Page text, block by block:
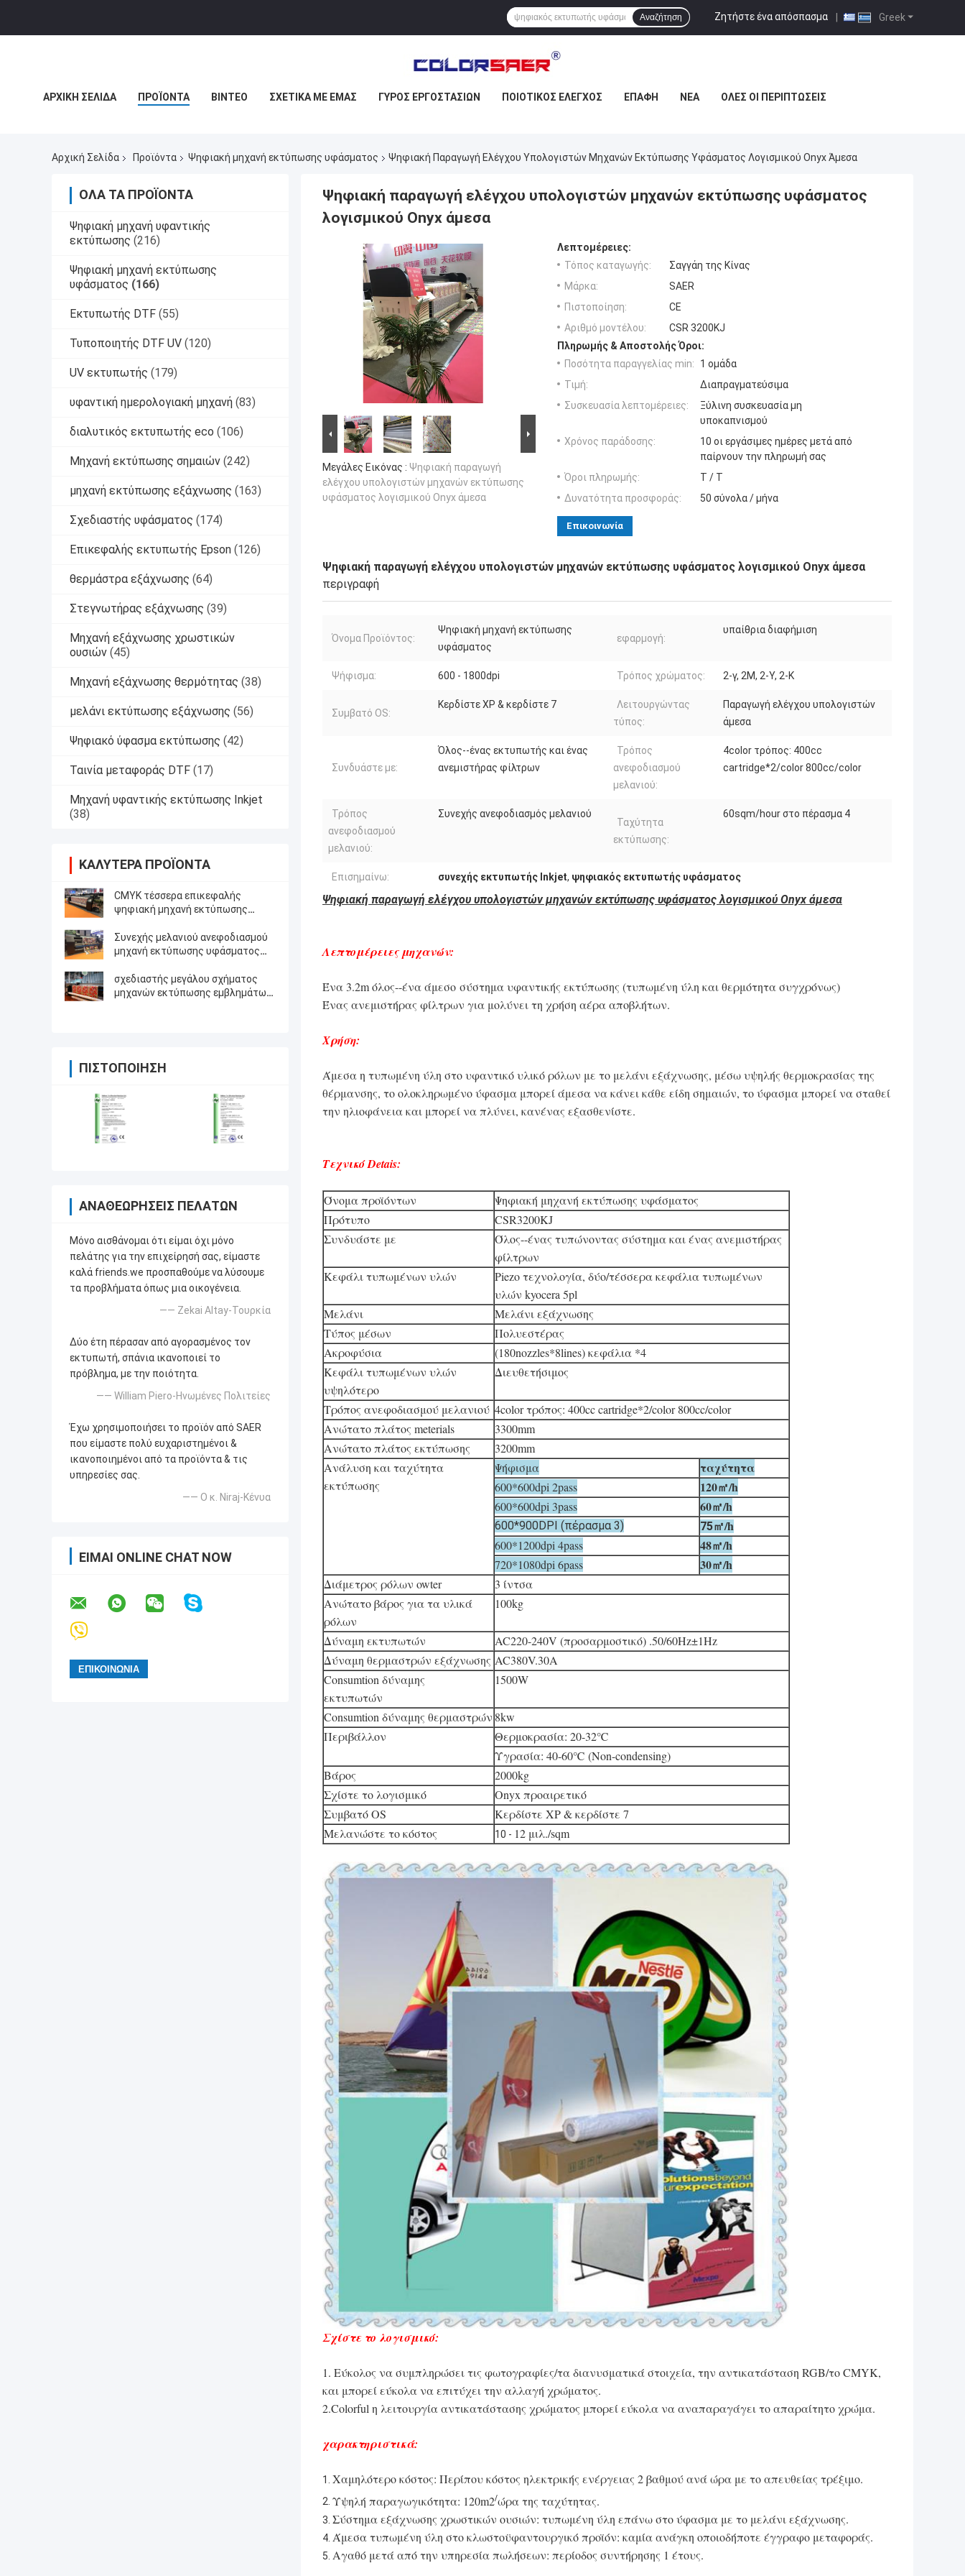
Greek
Ζητήστε ένα απόσπασμα |
Αναζήτηση
ΑΡΧΙΚΉ ΣΕΛΊΔΑ ΠΡΟΪΌΝΤΑ ΒΊΝΤΕΟ ΣΧΕΤΙΚΆ ΜΕ ΕΜΆΣ ΓΎΡΟΣ ΕΡΓΟΣΤΑΣΊΩΝ ΠΟΙΟΤΙΚΌΣ ΈΛΕΓΧΟΣ ΕΠΑΦΉ ΝΈΑ ΌΛΕΣ ΟΙ ΠΕΡΙΠΤΏΣΕΙΣ
Αρχική Σελίδα Προϊόντα Ψηφιακή μηχανή εκτύπωσης υφάσματος Ψηφιακή Παραγωγή Ελέγχου Υπολογιστών Μηχανών Εκτύπωσης Υφάσματος Λογισμικού Onyx Άμεσα
ΌΛΑ ΤΑ ΠΡΟΪΌΝΤΑ
Ψηφιακή μηχανή υφαντικής
εκτύπωσης (216)
Ψηφιακή μηχανή εκτύπωσης
υφάσματος (166)
Εκτυπωτής DTF (55)
Τυποποιητής DTF UV (120)
UV εκτυπωτής (179)
υφαντική ημερολογιακή μηχανή (83)
διαλυτικός εκτυπωτής eco (106)
Μηχανή εκτύπωσης σημαιών (242)
μηχανή εκτύπωσης εξάχνωσης (163)
Σχεδιαστής υφάσματος (174)
Επικεφαλής εκτυπωτής Epson (126)
θερμάστρα εξάχνωσης (64)
Στεγνωτήρας εξάχνωσης (39)
Μηχανή εξάχνωσης χρωστικών
ουσιών (45)
Μηχανή εξάχνωσης θερμότητας (38)
μελάνι εκτύπωσης εξάχνωσης (56)
Ψηφιακό ύφασμα εκτύπωσης (42)
Ταινία μεταφοράς DTF (17)
Μηχανή υφαντικής εκτύπωσης Inkjet
(38)
ΚΑΛΎΤΕΡΑ ΠΡΟΪΌΝΤΑ
CMYK τέσσερα επικεφαλής
ψηφιακή μηχανή εκτύπωσης
Συνεχής μελανιού ανεφοδιασμού
μηχανή εκτύπωσης υφάσματος
σχεδιαστής μεγάλου σχήματος
μηχανών εκτύπωσης εμβλημάτων
ΠΙΣΤΟΠΟΊΗΣΗ
ΑΝΑΘΕΩΡΉΣΕΙΣ ΠΕΛΑΤΏΝ
Μόνο αισθάνομαι ότι είμαι όχι μόνο
πελάτης για την επιχείρησή σας, είμαστε
καλά friends.we προσπαθούμε να λύσουμε
τα προβλήματα όπως μια οικογένεια.
—— Zekai Altay-Τουρκία
Δύο έτη πέρασαν από αγορασμένος τον
εκτυπωτή, σπάνια ικανοποιεί το
πρόβλημα, με την ποιότητα.
—— William Piero-Ηνωμένες Πολιτείες
Έχω χρησιμοποιήσει το προϊόν από SAER
που είμαστε πολύ ευχαριστημένοι &
ικανοποιημένοι από τα προϊόντα & τις
υπηρεσίες σας.
—— Ο κ. Niraj-Κένυα
ΕΊΜΑΙ ONLINE CHAT NOW
Ψηφιακή παραγωγή ελέγχου υπολογιστών μηχανών εκτύπωσης υφάσματος
λογισμικού Onyx άμεσα
Μεγάλες Εικόνας : Ψηφιακή παραγωγή
ελέγχου υπολογιστών μηχανών εκτύπωσης
υφάσματος λογισμικού Onyx άμεσα
Λεπτομέρειες:
Τόπος καταγωγής:
Σαγγάη της Κίνας
Μάρκα:
SAER
Πιστοποίηση:
CE
Αριθμό μοντέλου:
CSR 3200KJ
Πληρωμής & Αποστολής Όροι:
Ποσότητα παραγγελίας min:
1 ομάδα
Τιμή:
Διαπραγματεύσιμα
Συσκευασία λεπτομέρειες:
Ξύλινη συσκευασία μη
υποκαπνισμού
Χρόνος παράδοσης:
10 οι εργάσιμες ημέρες μετά από
παίρνουν την πληρωμή σας
Όροι πληρωμής:
T / T
Δυνατότητα προσφοράς:
50 σύνολα / μήνα
Επικοινωνία
Ψηφιακή παραγωγή ελέγχου υπολογιστών μηχανών εκτύπωσης υφάσματος λογισμικού Onyx άμεσα
περιγραφή
Όνομα Προϊόντος:
Ψηφιακή μηχανή εκτύπωσης
υφάσματος
εφαρμογή:
υπαίθρια διαφήμιση
Ψήφισμα: 600 - 1800dpi Τρόπος χρώματος: 2-γ, 2M, 2-Υ, 2-Κ
Συμβατό OS:
Κερδίστε XP & κερδίστε 7
Λειτουργώντας
τύπος:
Παραγωγή ελέγχου υπολογιστών
άμεσα
Συνδυάστε με:
Όλος--ένας εκτυπωτής και ένας
ανεμιστήρας φίλτρων
Τρόπος
ανεφοδιασμού
μελανιού:
4color τρόπος: 400cc
cartridge*2/color 800cc/color
Τρόπος
ανεφοδιασμού
μελανιού:
Συνεχής ανεφοδιασμός μελανιού
Ταχύτητα
εκτύπωσης:
60sqm/hour στο πέρασμα 4
Επισημαίνω: συνεχής εκτυπωτής Inkjet, ψηφιακός εκτυπωτής υφάσματος
Ψηφιακή παραγωγή ελέγχου υπολογιστών μηχανών εκτύπωσης υφάσματος λογισμικού Onyx άμεσα
Λεπτομέρειες μηχανών:
Ένα 3.2m όλος--ένα άμεσο σύστημα υφαντικής εκτύπωσης (τυπωμένη ύλη και θερμότητα συγχρόνως)
Ένας ανεμιστήρας φίλτρων για μολύνει τη χρήση αέρα αποβλήτων.
Χρήση:
Άμεσα η τυπωμένη ύλη στο υφαντικό υλικό ρόλων με το μελάνι εξάχνωσης, μέσω υψηλής θερμοκρασίας της
θέρμανσης, το ολοκληρωμένο ύφασμα μπορεί άμεσα να κάνει κάθε είδη σημαιών, το ύφασμα μπορεί να σταθεί
την ηλιοφάνεια και μπορεί να πλύνει, κανένας εξασθενίστε.
Τεχνικό Detais:
Όνομα προϊόντων
Ψηφιακή μηχανή εκτύπωσης υφάσματος
Πρότυπο
CSR3200KJ
Συνδυάστε με
Όλος--ένας τυπώνοντας σύστημα και ένας ανεμιστήρας
φίλτρων
Κεφάλι τυπωμένων υλών
Piezo τεχνολογία, δύο/τέσσερα κεφάλια τυπωμένων
υλών kyocera 5pl
Μελάνι
Μελάνι εξάχνωσης
Τύπος μέσων
Πολυεστέρας
Ακροφύσια
(180nozzles*8lines) κεφάλια *4
Κεφάλι τυπωμένων υλών
υψηλότερο
Διευθετήσιμος
Τρόπος ανεφοδιασμού μελανιού 4color τρόπος: 400cc cartridge*2/color 800cc/color
Ανώτατο πλάτος meterials
3300mm
Ανώτατο πλάτος εκτύπωσης
3200mm
Ανάλυση και ταχύτητα
εκτύπωσης
Ψήφισμα ταχύτητα
600*600dpi 2pass 120㎡/h
600*600dpi 3pass 60㎡/h
600*900DPI (πέρασμα 3) 75㎡/h
600*1200dpi 4pass 48㎡/h
720*1080dpi 6pass 30㎡/h
Διάμετρος ρόλων owter
3 ίντσα
Ανώτατο βάρος για τα υλικά
ρόλων
100kg
Δύναμη εκτυπωτών
AC220-240V (προσαρμοστικό) .50/60Hz±1Hz
Δύναμη θερμαστρών εξάχνωσης AC380V.30A
Consumtion δύναμης
εκτυπωτών
1500W
Consumtion δύναμης θερμαστρών 8kw
Περιβάλλον
Θερμοκρασία: 20-32℃
Υγρασία: 40-60℃ (Non-condensing)
Βάρος
2000kg
Σχίστε το λογισμικό
Onyx προαιρετικό
Συμβατό OS
Κερδίστε XP & κερδίστε 7
Μελανώστε το κόστος
10 - 12 μιλ./sqm
Σχίστε το λογισμικό:
1. Εύκολος να συμπληρώσει τις φωτογραφίες/τα διανυσματικά στοιχεία, την αντικατάσταση RGB/το CMYK,
και μπορεί εύκολα να επιτύχει την αλλαγή χρώματος.
2.Colorful η λειτουργία αντικατάστασης χρώματος μπορεί εύκολα να αναπαραγάγει το απαραίτητο χρώμα.
χαρακτηριστικά:
1. Χαμηλότερο κόστος: Περίπου κόστος ηλεκτρικής ενέργειας 2 βαθμού ανά ώρα με το απευθείας τρέξιμο.
2. Υψηλή παραγωγικότητα: 120m2/ώρα της ταχύτητας.
3. Σύστημα εξάχνωσης χρωστικών ουσιών: τυπωμένη ύλη επάνω στο ύφασμα με το μελάνι εξάχνωσης.
4. Άμεσα τυπωμένη ύλη στο κλωστοϋφαντουργικό προϊόν: καμία ανάγκη οποιοδήποτε έγγραφο μεταφοράς.
5. Αγαθό μετά από την υπηρεσία πωλήσεων: περίοδος συντήρησης 1 έτους.